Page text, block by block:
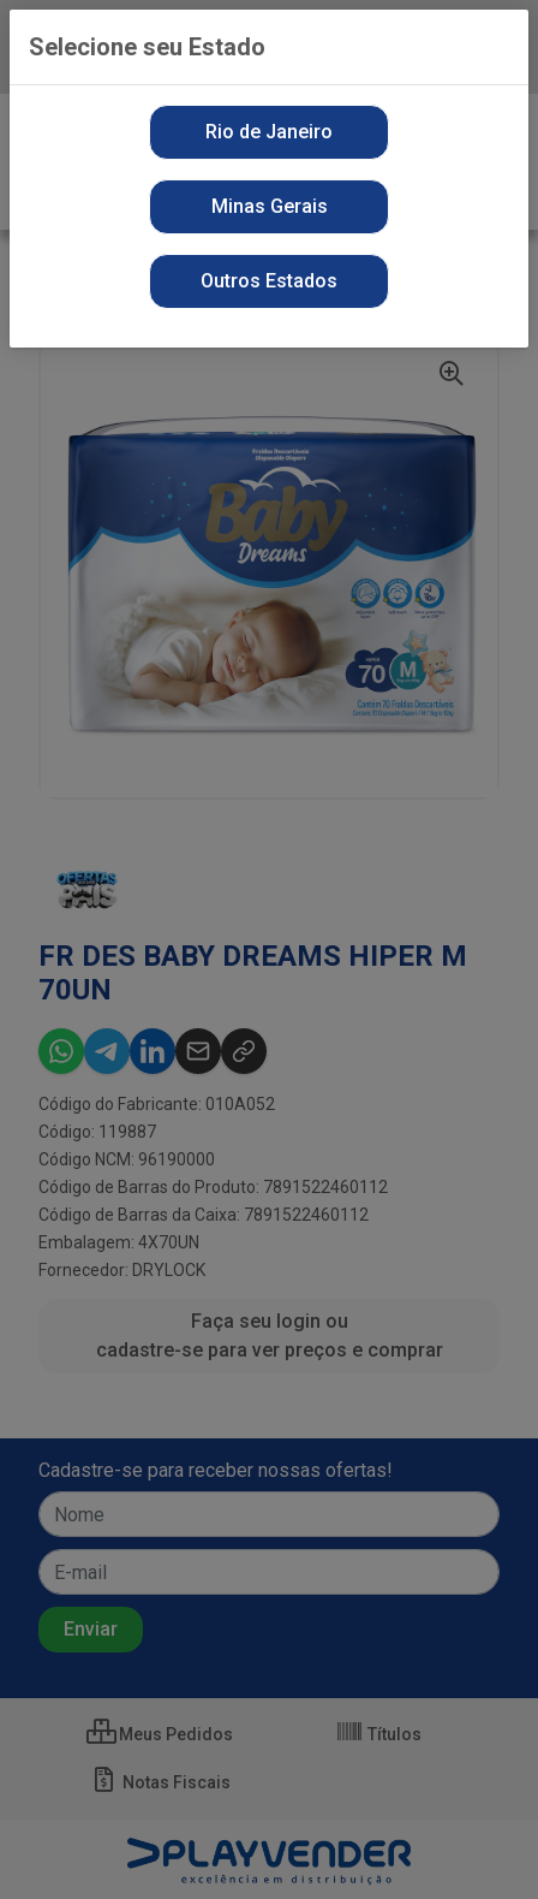
Baixe já o APP da Playvender
HIGIENE PESSOAL
FRALDAS
FR DES BABY DREAMS HIPER M 70UN
FR DES BABY DREAMS HIPER M
70UN
Código do Fabricante: 010A052
Código: 119887
Código NCM: 96190000
Código de Barras do Produto: 7891522460112
Código de Barras da Caixa: 7891522460112
Embalagem: 4X70UN
Fornecedor: DRYLOCK
Faça seu login ou
cadastre-se para ver preços e comprar
Cadastre-se para receber nossas ofertas!
Meus Pedidos Títulos
Notas Fiscais
Selecione seu Estado
Rio de Janeiro
Minas Gerais
Outros Estados